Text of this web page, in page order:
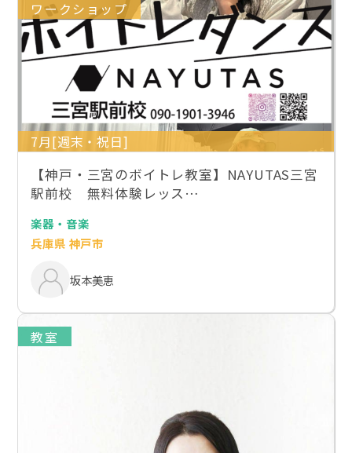
ワークショップ
7月[週末・祝日]
【神戸・三宮のボイトレ教室】NAYUTAS三宮
駅前校 無料体験レッス…
楽器・音楽
兵庫県 神戸市
坂本美恵
教室